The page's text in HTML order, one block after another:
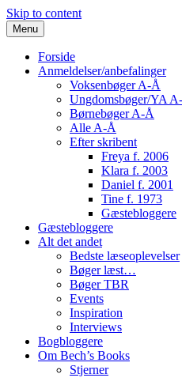
Skip to content
Menu
Forside
Anmeldelser/anbefalinger
Voksenbøger A-Å
Ungdomsbøger/YA
Børnebøger A-Å
Alle A-Å
Efter skribent
Freya f. 2006
Klara f. 2003
Daniel f. 2001
Tine f. 1973
Gæstebloggere
Gæstebloggere
Alt det andet
Bedste læseoplevelser
Bøger læst…
Bøger TBR
Events
Inspiration
Interviews
Bogbloggere
Om Bech’s Books
Stjerner